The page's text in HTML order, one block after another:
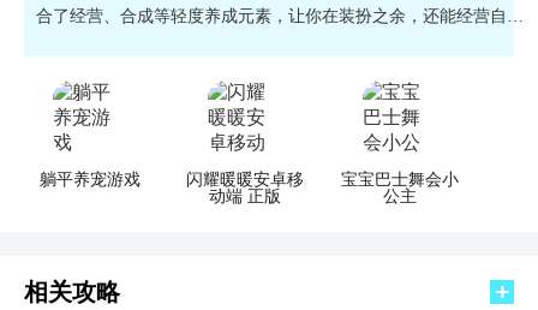
合了经营、合成等轻度养成元素，让你在装扮之余，还能经营自己
心情、释放压力的绝佳选择。
躺平养宠游戏
闪耀暖暖安卓移
动端 正版
宝宝巴士舞会小
公主
相关攻略